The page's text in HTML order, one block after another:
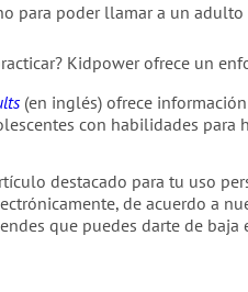
para poder llamar a un
Kidpower ofrece un
(en inglés) ofrece
con habilidades para
destacado para tu uso
de acuerdo a
que puedes darte de